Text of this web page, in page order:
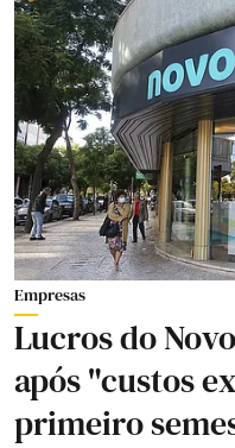
Empresas
Lucros do
após "custos
primeiro